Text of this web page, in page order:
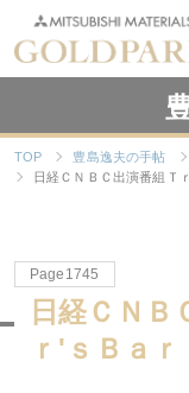
TOP 豊島逸夫の手帖
日経ＣＮＢＣ出演番組Ｔ
Page1745
日経ＣＮＢ
ｒ'ｓＢａ